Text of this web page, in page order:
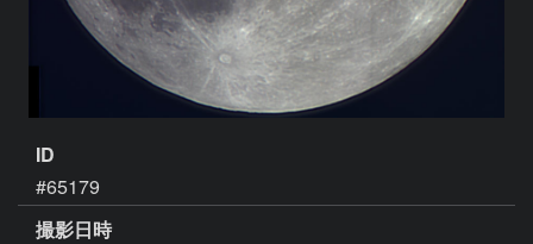
ID
#65179
撮影日時